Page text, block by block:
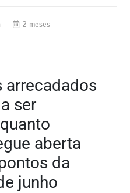
2 meses
arrecadados
ser
aberta
da
junho